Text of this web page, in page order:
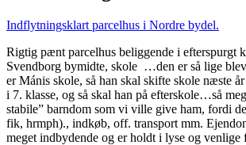
Indflytningsklart parcelhus i Nordre bydel.
Rigtig pænt parcelhus beliggende i efterspurgt
Svendborg bymidte, skole …den er så lige
er Mánis skole, så han skal skifte skole næste
i 7. klasse, og så skal han på efterskole…så
stabile” barndom som vi ville give ham, fordi
fik, hrmph)., indkøb, off. transport mm.
meget indbydende og er holdt i lyse og venlige